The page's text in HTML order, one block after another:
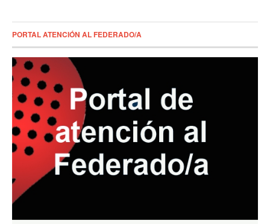
PORTAL ATENCIÓN AL FEDERADO/A